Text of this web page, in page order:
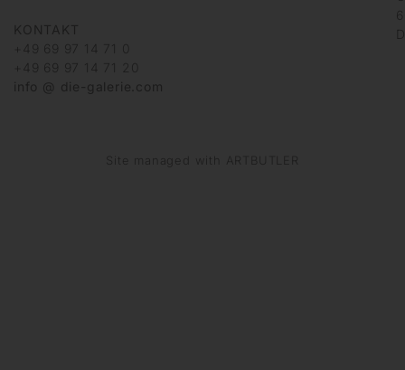
KONTAKT
+49 69 97 14 71 0
+49 69 97 14 71 20
info @ die-galerie.com
Site managed with ARTBUTLER